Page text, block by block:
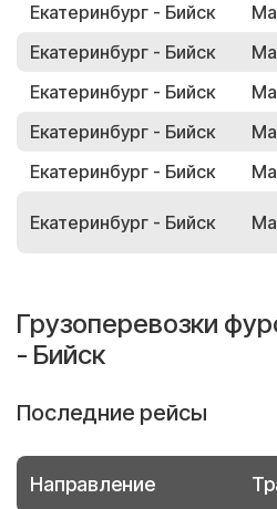
Екатеринбург - Бийск
Екатеринбург - Бийск
Екатеринбург - Бийск
Екатеринбург - Бийск
Екатеринбург - Бийск
Екатеринбург - Бийск
Грузоперевозки
- Бийск
Последние рейсы
Направление